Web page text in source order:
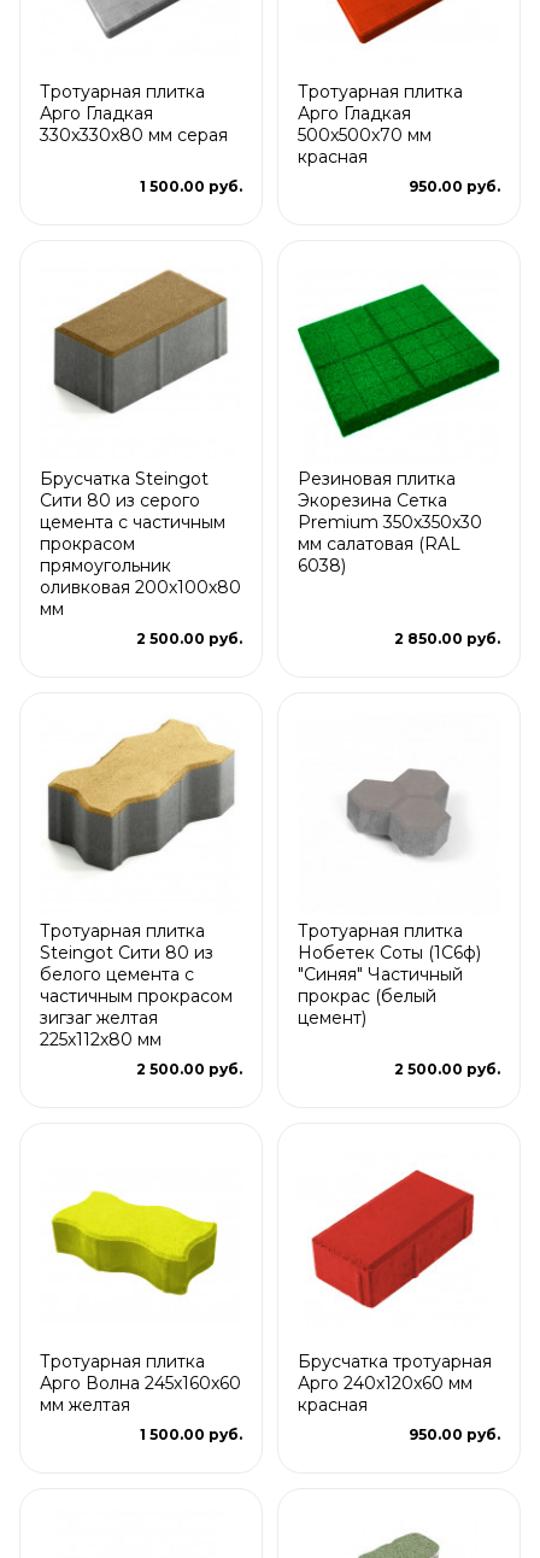
Тротуарная плитка
Арго Гладкая
330x330x80 мм серая
1 500.00 руб.
Тротуарная плитка
Арго Гладкая
500x500x70 мм
красная
950.00 руб.
Брусчатка Steingot
Сити 80 из серого
цемента с частичным
прокрасом
прямоугольник
оливковая 200х100х80
мм
2 500.00 руб.
Резиновая плитка
Экорезина Сетка
Premium 350x350x30
мм салатовая (RAL
6038)
2 850.00 руб.
Тротуарная плитка
Steingot Сити 80 из
белого цемента с
частичным прокрасом
зигзаг желтая
225х112х80 мм
2 500.00 руб.
Тротуарная плитка
Нобетек Соты (1С6ф)
"Синяя" Частичный
прокрас (белый
цемент)
2 500.00 руб.
Тротуарная плитка
Арго Волна 245x160x60
мм желтая
1 500.00 руб.
Брусчатка тротуарная
Арго 240x120x60 мм
красная
950.00 руб.